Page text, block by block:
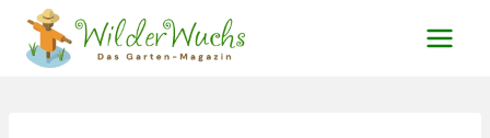
Zum
Inhalt